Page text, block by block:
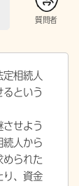
相続人
るという
せよう
続人から
められた
り、資金